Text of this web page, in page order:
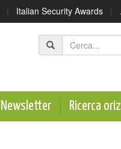
| Italian Security Awards |
Newsletter Ricerca